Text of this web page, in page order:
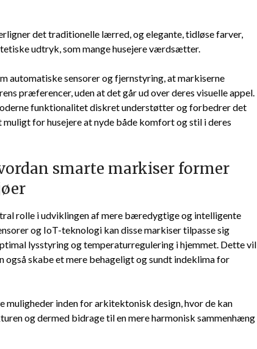
det traditionelle lærred, og elegante, tidløse farver,
udtryk, som mange husejere værdsætter.
automatiske sensorer og fjernstyring, at markiserne
præferencer, uden at det går ud over deres visuelle appel.
funktionalitet diskret understøtter og forbedrer det
for husejere at nyde både komfort og stil i deres
smarte markiser former
rolle i udviklingen af mere bæredygtige og intelligente
og IoT-teknologi kan disse markiser tilpasse sig
lysstyring og temperaturregulering i hjemmet. Dette vil
skabe et mere behageligt og sundt indeklima for
muligheder inden for arkitektonisk design, hvor de kan
og dermed bidrage til en mere harmonisk sammenhæng